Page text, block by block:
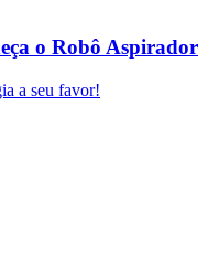
o Robô Aspirador
a seu favor!